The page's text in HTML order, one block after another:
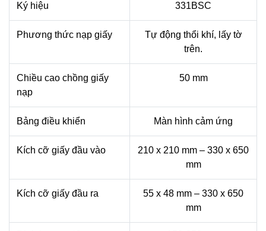
Ký hiệu 331BSC
Phương thức nạp giấy
Tự động thổi khí, lấy tờ
trên.
Chiều cao chồng giấy
nạp
50 mm
Bảng điều khiển Màn hình cảm ứng
Kích cỡ giấy đầu vào
210 x 210 mm – 330 x 650
mm
Kích cỡ giấy đầu ra
55 x 48 mm – 330 x 650
mm